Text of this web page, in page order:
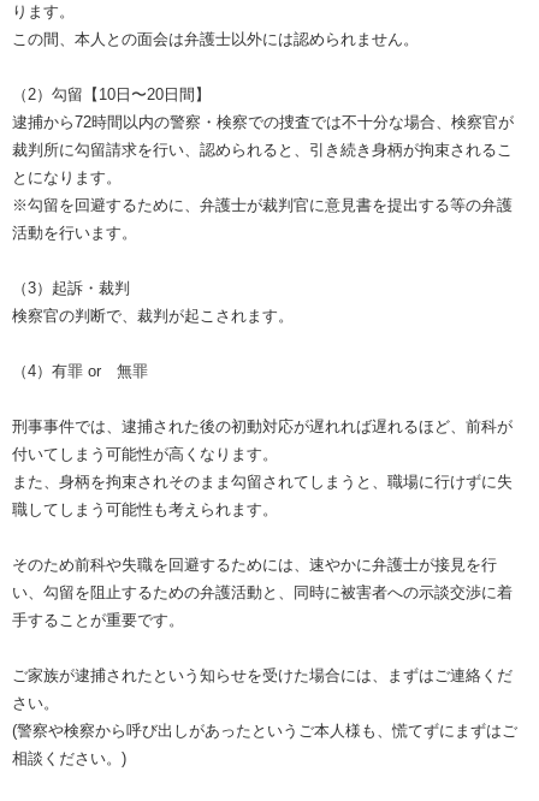
ります。
この間、本人との面会は弁護士以外には認められません。
（2）勾留【10日〜20日間】
逮捕から72時間以内の警察・検察での捜査では不十分な場合、検察官が
裁判所に勾留請求を行い、認められると、引き続き身柄が拘束されるこ
とになります。
※勾留を回避するために、弁護士が裁判官に意見書を提出する等の弁護
活動を行います。
（3）起訴・裁判
検察官の判断で、裁判が起こされます。
（4）有罪 or 無罪
刑事事件では、逮捕された後の初動対応が遅れれば遅れるほど、前科が
付いてしまう可能性が高くなります。
また、身柄を拘束されそのまま勾留されてしまうと、職場に行けずに失
職してしまう可能性も考えられます。
そのため前科や失職を回避するためには、速やかに弁護士が接見を行
い、勾留を阻止するための弁護活動と、同時に被害者への示談交渉に着
手することが重要です。
ご家族が逮捕されたという知らせを受けた場合には、まずはご連絡くだ
さい。
(警察や検察から呼び出しがあったというご本人様も、慌てずにまずはご
相談ください。)